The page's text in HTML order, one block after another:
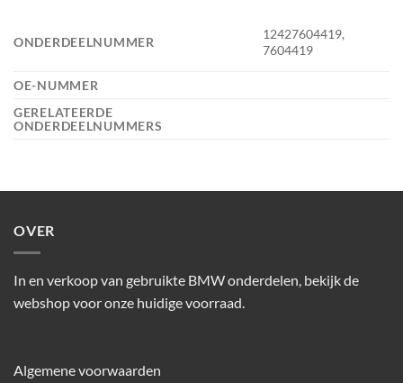
ONDERDEELNUMMER
12427604419,
7604419
OE-NUMMER
GERELATEERDE
ONDERDEELNUMMERS
OVER
In en verkoop van gebruikte BMW onderdelen, bekijk de
webshop voor onze huidige voorraad.
Algemene voorwaarden